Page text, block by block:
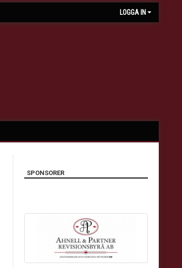
LOGGA IN
SPONSORER